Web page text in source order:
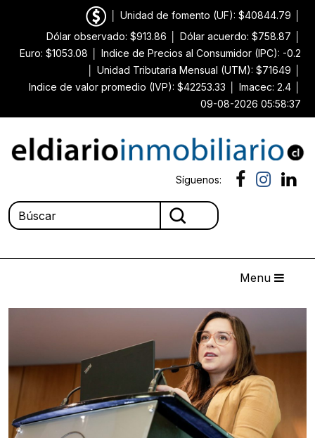
Unidad de fomento (UF): $40844.79
Dólar observado: $913.86
Dólar acuerdo: $758.87
Euro: $1053.08
Indice de Precios al Consumidor (IPC): -0.2
Unidad Tributaria Mensual (UTM): $71649
Indice de valor promedio (IVP): $42253.33
Imacec: 2.4
09-08-2026 05:58:37
Síguenos:
Menu